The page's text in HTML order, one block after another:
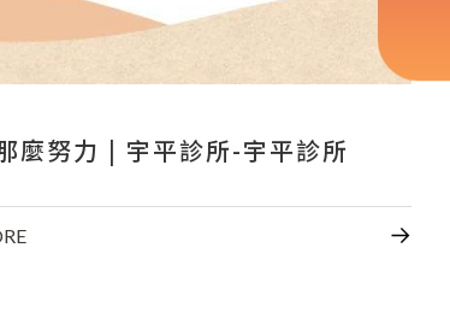
麼努力 | 宇平診所-宇平診所